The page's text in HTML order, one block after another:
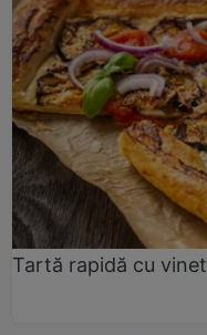
Tartă rapidă cu